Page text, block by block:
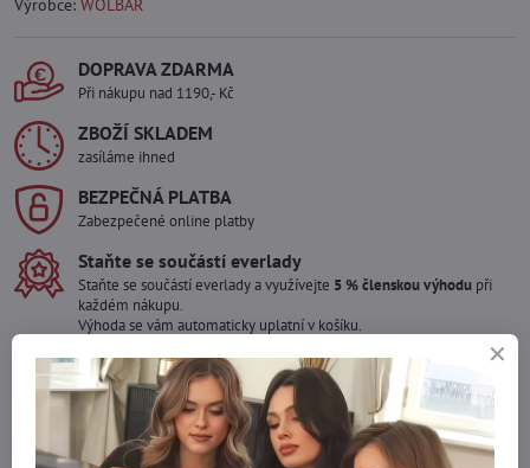
Výrobce: WOLBAR
DOPRAVA ZDARMA
Při nákupu nad 1190,- Kč
ZBOŽÍ SKLADEM
zasíláme ihned
BEZPEČNÁ PLATBA
Zabezpečené online platby
Staňte se součástí everlady
Staňte se součástí everlady a využívejte 5 % členskou výhodu při
každém nákupu.
Výhoda se vám automaticky uplatní v košíku.
Máte zájem o více kusů ?
Kontaktujte nás na mail, zboží pro Vás doskladníme!